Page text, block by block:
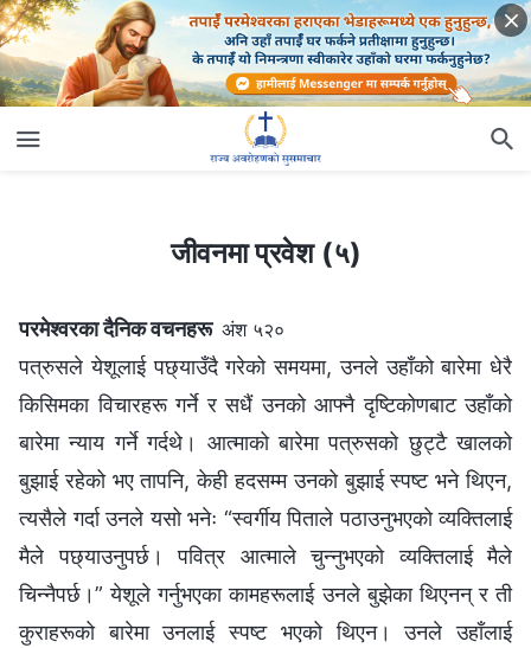
जीवनमा प्रवेश (५)
परमेश्‍वरका दैनिक वचनहरू अंश ५२०
पत्रुसले येशूलाई पछ्याउँदै गरेको समयमा, उनले उहाँको बारेमा धेरै
किसिमका विचारहरू गर्ने र सधैं उनको आफ्नै दृष्टिकोणबाट उहाँको
बारेमा न्याय गर्ने गर्दथे। आत्माको बारेमा पत्रुसको छुट्टै खालको
बुझाई रहेको भए तापनि, केही हदसम्म उनको बुझाई स्पष्ट भने थिएन,
त्यसैले गर्दा उनले यसो भनेः “स्वर्गीय पिताले पठाउनुभएको व्यक्तिलाई
मैले पछ्याउनुपर्छ। पवित्र आत्माले चुन्नुभएको व्यक्तिलाई मैले
चिन्नैपर्छ।” येशूले गर्नुभएका कामहरूलाई उनले बुझेका थिएनन् र ती
कुराहरूको बारेमा उनलाई स्पष्ट भएको थिएन। उनले उहाँलाई